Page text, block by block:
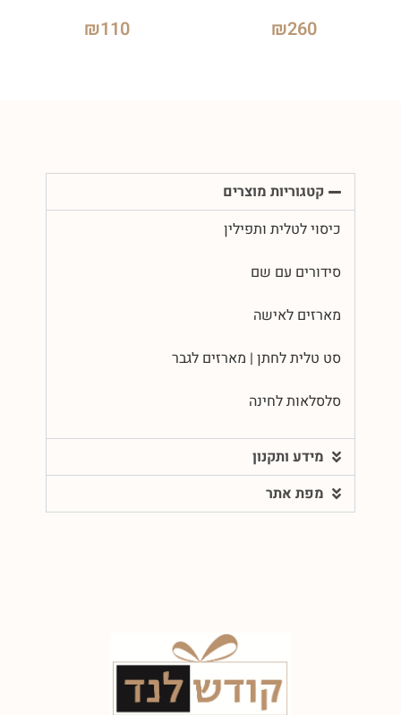
₪260
₪110
קטגוריות מוצרים
כיסוי לטלית ותפילין
סידורים עם שם
מארזים לאישה
סט טלית לחתן | מארזים לגבר
סלסלאות לחינה
מידע ותקנון
מפת אתר